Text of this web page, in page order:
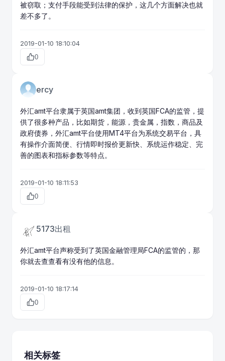
被窃取；支付手段能受到法律的保护，这几个方面解决也就
差不多了。
2019-01-10 18:10:04
0
ercy
外汇amt平台隶属于英国amt集团，收到英国FCA的监管，提
供了很多种产品，比如期货 ，能源， 贵金属 ，指数，商品及
政府债券，外汇amt平台使用MT4平台为系统交易平台，具
有操作介面简便、行情即时报价更新快、系统运作稳定、完
善的图表和指标参数等特点。
2019-01-10 18:11:53
0
5173出租
外汇amt平台声称受到了英国金融管理局FCA的监管的，那
你就去查查看有没有他的信息。
2019-01-10 18:17:14
0
相关标签